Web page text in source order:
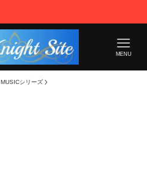
MENU
シリーズ